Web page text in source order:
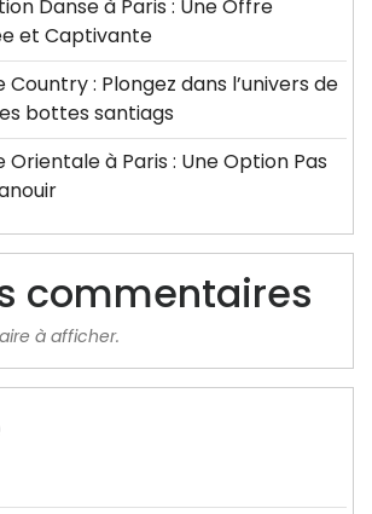
Danse à Paris : Une Offre
et Captivante
Country : Plongez dans l’univers de
bottes santiags
Orientale à Paris : Une Option Pas
commentaires
à afficher.